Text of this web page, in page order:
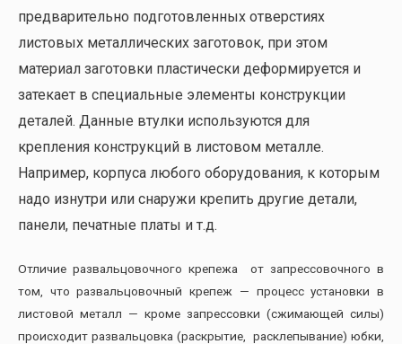
предварительно подготовленных отверстиях
листовых металлических заготовок, при этом
материал заготовки пластически деформируется и
затекает в специальные элементы конструкции
деталей. Данные втулки используются для
крепления конструкций в листовом металле.
Например, корпуса любого оборудования, к которым
надо изнутри или снаружи крепить другие детали,
панели, печатные платы и т.д.
Отличие развальцовочного крепежа от запрессовочного в
том, что развальцовочный крепеж — процесс установки в
листовой металл — кроме запрессовки (сжимающей силы)
происходит развальцовка (раскрытие, расклепывание) юбки,